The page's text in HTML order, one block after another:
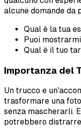
alcune domande da
Qual è la tua
Puoi
Qual è il tuo
Importanza del
Un trucco e
trasformare una
senza mascherarli.
potrebbero